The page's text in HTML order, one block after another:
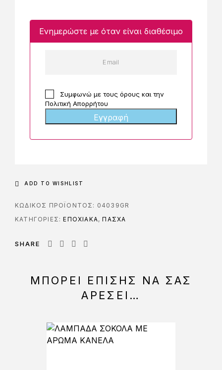
Ενημερώστε με όταν είναι διαθέσιμο
Συμφωνώ με τους όρους καιτην
Πολιτική Απορρήτου
Εγγραφή
ADD TO WISHLIST
ΚΩΔΙΚΌΣ ΠΡΟΪΌΝΤΟΣ: 04039GR
ΚΑΤΗΓΟΡΊΕΣ:ΕΠΟΧΙΑΚΑ,ΠΑΣΧΑ
SHARE
ΜΠΟΡΕΊ ΕΠΊΣΗΣ ΝΑ ΣΑΣ
ΑΡΈΣΕΙ…